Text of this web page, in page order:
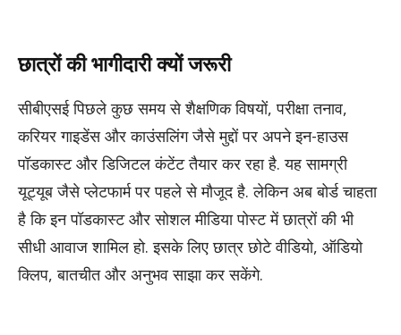
छात्रों की भागीदारी क्यों जरूरी
सीबीएसई पिछले कुछ समय से शैक्षणिक विषयों, परीक्षा तनाव,
करियर गाइडेंस और काउंसलिंग जैसे मुद्दों पर अपने इन-हाउस
पॉडकास्ट और डिजिटल कंटेंट तैयार कर रहा है. यह सामग्री
यूट्यूब जैसे प्लेटफार्म पर पहले से मौजूद है. लेकिन अब बोर्ड चाहता
है कि इन पॉडकास्ट और सोशल मीडिया पोस्ट में छात्रों की भी
सीधी आवाज शामिल हो. इसके लिए छात्र छोटे वीडियो, ऑडियो
क्लिप, बातचीत और अनुभव साझा कर सकेंगे.